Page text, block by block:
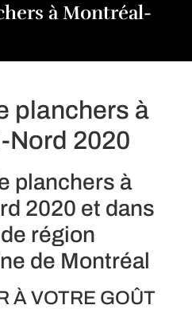
à Montréal-
planchers à
Nord 2020
planchers à
2020 et dans
région
de Montréal
À VOTRE GOÛT